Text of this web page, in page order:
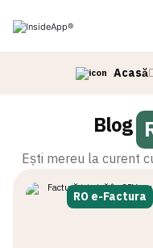
Acasă
Blog
Ești mereu la curent
RO e-Factura